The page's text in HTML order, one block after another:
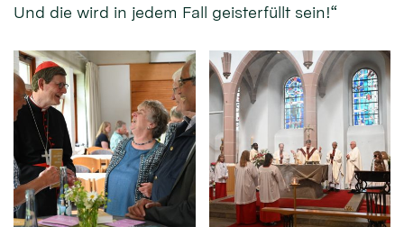
Und die wird in jedem Fall geisterfüllt sein!“